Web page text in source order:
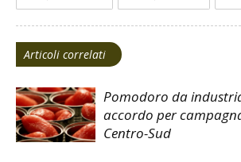
Articoli correlati
Pomodoro da
accordo per
Centro-Sud